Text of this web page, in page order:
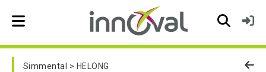
Skip to main navigation
Simmental HELONG